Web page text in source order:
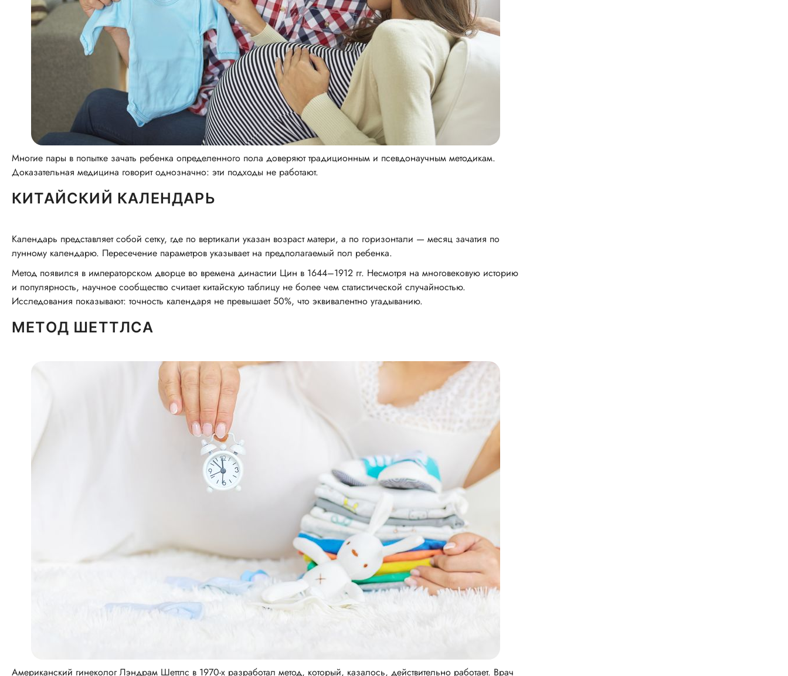
Многие пары в попытке зачать ребенка определенного пола доверяют традиционным и псевдонаучным методикам.
Доказательная медицина говорит однозначно: эти подходы не работают.
КИТАЙСКИЙ КАЛЕНДАРЬ
Календарь представляет собой сетку, где по вертикали указан возраст матери, а по горизонтали — месяц зачатия по
лунному календарю. Пересечение параметров указывает на предполагаемый пол ребенка.
Метод появился в императорском дворце во времена династии Цин в 1644–1912 гг. Несмотря на многовековую историю
и популярность, научное сообщество считает китайскую таблицу не более чем статистической случайностью.
Исследования показывают: точность календаря не превышает 50%, что эквивалентно угадыванию.
МЕТОД ШЕТТЛСА
Американский гинеколог Лэндрам Шеттлс в 1970-х разработал метод, который, казалось, действительно работает. Врач